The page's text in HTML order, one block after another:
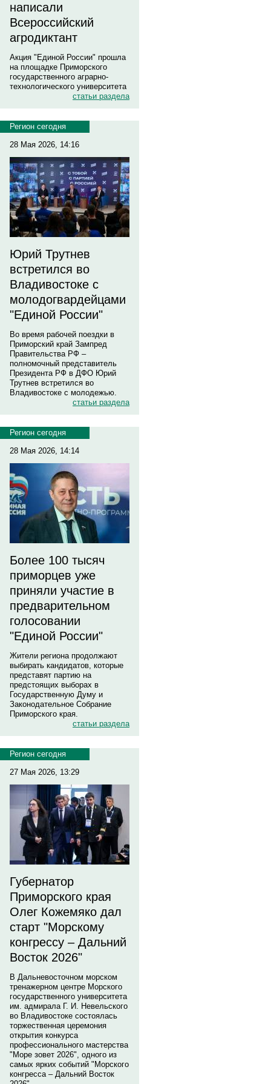
написали
Всероссийский
агродиктант
Акция "Единой России" прошла
на площадке Приморского
государственного аграрно-
технологического университета
статьи раздела
Регион сегодня
28 Мая 2026, 14:16
Юрий Трутнев
встретился во
Владивостоке с
молодогвардейцами
"Единой России"
Во время рабочей поездки в
Приморский край Зампред
Правительства РФ –
полномочный представитель
Президента РФ в ДФО Юрий
Трутнев встретился во
Владивостоке с молодежью.
статьи раздела
Регион сегодня
28 Мая 2026, 14:14
Более 100 тысяч
приморцев уже
приняли участие в
предварительном
голосовании
"Единой России"
Жители региона продолжают
выбирать кандидатов, которые
представят партию на
предстоящих выборах в
Государственную Думу и
Законодательное Собрание
Приморского края.
статьи раздела
Регион сегодня
27 Мая 2026, 13:29
Губернатор
Приморского края
Олег Кожемяко дал
старт "Морскому
конгрессу – Дальний
Восток 2026"
В Дальневосточном морском
тренажерном центре Морского
государственного университета
им. адмирала Г. И. Невельского
во Владивостоке состоялась
торжественная церемония
открытия конкурса
профессионального мастерства
"Море зовет 2026", одного из
самых ярких событий "Морского
конгресса – Дальний Восток